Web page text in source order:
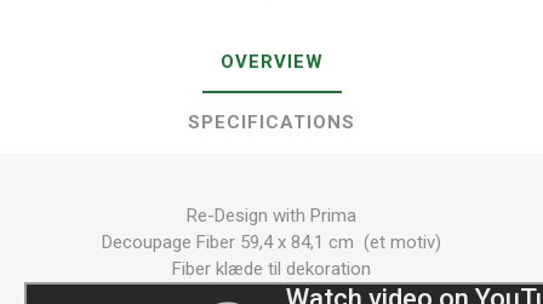
OVERVIEW
SPECIFICATIONS
Re-Design with Prima
Decoupage Fiber 59,4 x 84,1 cm (et motiv)
Fiber klæde til dekoration